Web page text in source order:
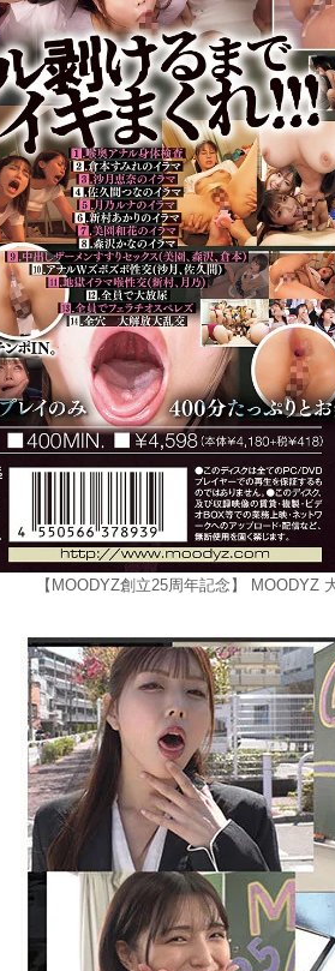
【MOODYZ創立25周年記念】 MOODYZ